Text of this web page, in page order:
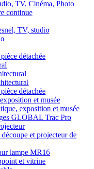
TV, Cinéma, Photo
continue
TV, studio
détachée
détachée
et musée
exposition et musée
GLOBAL Trac Pro
et projecteur de
lampe MR16
et vitrine